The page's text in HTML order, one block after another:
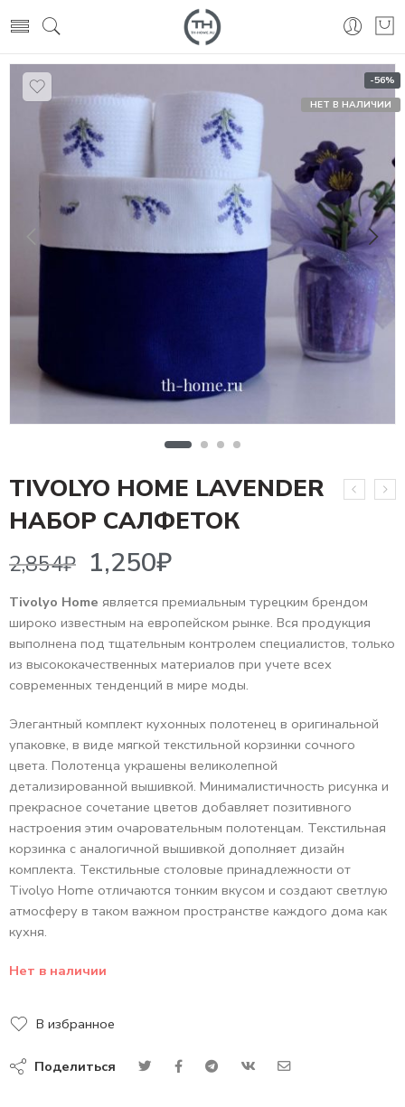
-56%
НЕТ В НАЛИЧИИ
TIVOLYO HOME LAVENDER
НАБОР САЛФЕТОК
2,854₽ 1,250₽
Tivolyo Home является премиальным турецким брендом
широко известным на европейском рынке. Вся продукция
выполнена под тщательным контролем специалистов, только
из высококачественных материалов при учете всех
современных тенденций в мире моды.
Элегантный комплект кухонных полотенец в оригинальной
упаковке, в виде мягкой текстильной корзинки сочного
цвета. Полотенца украшены великолепной
детализированной вышивкой. Минималистичность рисунка и
прекрасное сочетание цветов добавляет позитивного
настроения этим очаровательным полотенцам. Текстильная
корзинка с аналогичной вышивкой дополняет дизайн
комплекта. Текстильные столовые принадлежности от
Tivolyo Home отличаются тонким вкусом и создают светлую
атмосферу в таком важном пространстве каждого дома как
кухня.
Нет в наличии
В избранное
Поделиться